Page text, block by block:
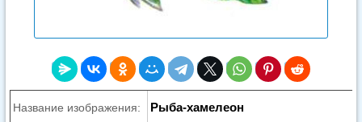
Название изображения: Рыба-хамелеон